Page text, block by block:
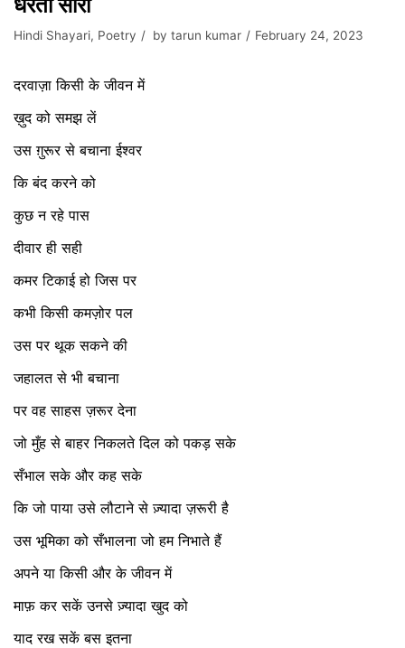
Hindi Shayari, Poetry by tarun kumar February 24, 2023
दरवाज़ाकिसीकेजीवनमें
ख़ुदकोसमझलें
उसग़ुरूरसेबचानाईश्वर
किबंदकरनेको
कुछनरहेपास
दीवारहीसही
कमरटिकाईहोजिसपर
कभीकिसीकमज़ोरपल
उसपर थूकसकनेकी
जहालतसे भीबचाना
परवहसाहसज़रूरदेना
जोमुँहसेबाहरनिकलतेदिलकोपकड़सके
सँभालसके औरकहसके
किजोपायाउसेलौटानेसेज़्यादाज़रूरीहै
उस भूमिकाकोसँभालनाजोहमनिभातेहैं
अपनेयाकिसी औरकेजीवनमें
माफ़करसकेंउनसेज़्यादाखुदको
यादरखसकेंबसइतना